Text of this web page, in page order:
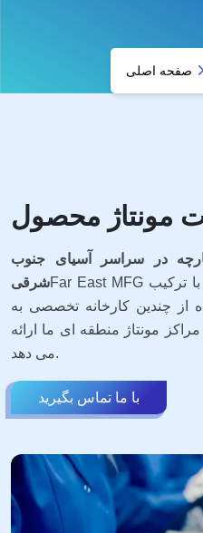
صفحه اصلی
مونتاژ محصول
در سراسر آسیای جنوب
شرقیFar East MFG خدمات جامع مونتاژ محصول را با ترکیب
از چندین کارخانه تخصصی به
مونتاژ منطقه ای ما ارائه
می دهد.
با ما تماس بگیرید